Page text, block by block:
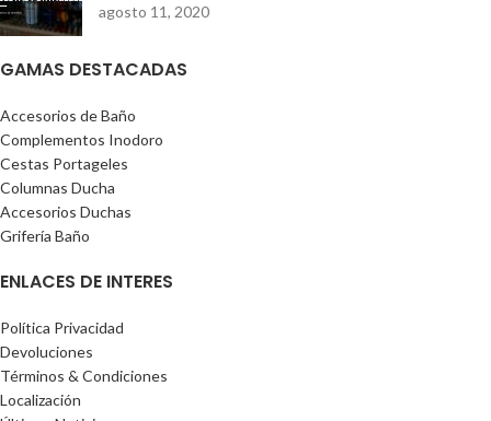
agosto 11, 2020
GAMAS DESTACADAS
Accesorios de Baño
Complementos Inodoro
Cestas Portageles
Columnas Ducha
Accesorios Duchas
Grifería Baño
ENLACES DE INTERES
Política Privacidad
Devoluciones
Términos & Condiciones
Localización